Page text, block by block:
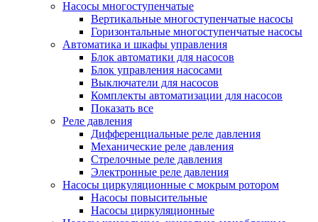
Насосы многоступенчатые
Вертикальные многоступенчатые насосы
Горизонтальные многоступенчатые насосы
Автоматика и шкафы управления
Блок автоматики для насосов
Блок управления насосами
Выключатели для насосов
Комплекты автоматизации для насосов
Показать все
Реле давления
Дифференциальные реле давления
Механические реле давления
Стрелочные реле давления
Электронные реле давления
Насосы циркуляционные с мокрым ротором
Насосы повысительные
Насосы циркуляционные